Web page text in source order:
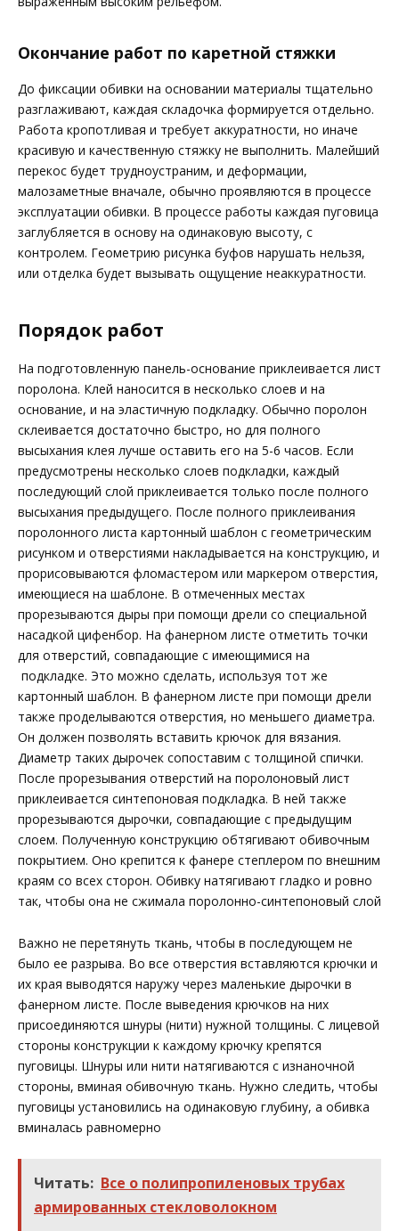
Окончание работ по каретной стяжки
До фиксации обивки на основании материалы тщательно
разглаживают, каждая складочка формируется отдельно.
Работа кропотливая и требует аккуратности, но иначе
красивую и качественную стяжку не выполнить. Малейший
перекос будет трудноустраним, и деформации,
малозаметные вначале, обычно проявляются в процессе
эксплуатации обивки. В процессе работы каждая пуговица
заглубляется в основу на одинаковую высоту, с
контролем. Геометрию рисунка буфов нарушать нельзя,
или отделка будет вызывать ощущение неаккуратности.
Порядок работ
На подготовленную панель-основание приклеивается лист
поролона. Клей наносится в несколько слоев и на
основание, и на эластичную подкладку. Обычно поролон
склеивается достаточно быстро, но для полного
высыхания клея лучше оставить его на 5-6 часов. Если
предусмотрены несколько слоев подкладки, каждый
последующий слой приклеивается только после полного
высыхания предыдущего. После полного приклеивания
поролонного листа картонный шаблон с геометрическим
рисунком и отверстиями накладывается на конструкцию, и
прорисовываются фломастером или маркером отверстия,
имеющиеся на шаблоне. В отмеченных местах
прорезываются дыры при помощи дрели со специальной
насадкой цифенбор. На фанерном листе отметить точки
для отверстий, совпадающие с имеющимися на
подкладке. Это можно сделать, используя тот же
картонный шаблон. В фанерном листе при помощи дрели
также проделываются отверстия, но меньшего диаметра.
Он должен позволять вставить крючок для вязания.
Диаметр таких дырочек сопоставим с толщиной спички.
После прорезывания отверстий на поролоновый лист
приклеивается синтепоновая подкладка. В ней также
прорезываются дырочки, совпадающие с предыдущим
слоем. Полученную конструкцию обтягивают обивочным
покрытием. Оно крепится к фанере степлером по внешним
краям со всех сторон. Обивку натягивают гладко и ровно
так, чтобы она не сжимала поролонно-синтепоновый слой
Важно не перетянуть ткань, чтобы в последующем не
было ее разрыва. Во все отверстия вставляются крючки и
их края выводятся наружу через маленькие дырочки в
фанерном листе. После выведения крючков на них
присоединяются шнуры (нити) нужной толщины. С лицевой
стороны конструкции к каждому крючку крепятся
пуговицы. Шнуры или нити натягиваются с изнаночной
стороны, вминая обивочную ткань. Нужно следить, чтобы
пуговицы установились на одинаковую глубину, а обивка
вминалась равномерно
Читать: Все о полипропиленовых трубах
армированных стекловолокном